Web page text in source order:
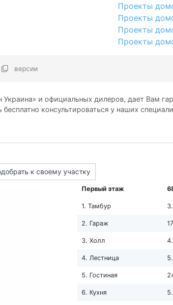
Проекты
Проекты
Проекты
Проекты
версии
и официальных дилеров, дает Вам
консультироваться у наших
к своему участку
Первый этаж
1. Тамбур
2. Гараж
3. Холл
4. Лестница
5. Гостиная
6. Кухня